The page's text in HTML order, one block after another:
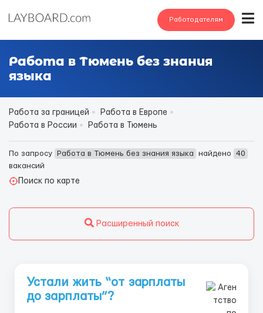
Работодателям
Работа в Тюмень без знания
языка
Работа за границей
Работа в Европе
Работа в России
Работа в Тюмень
По запросу Работа в Тюмень без знания языка найдено
40
вакансий
Поиск по карте
Расширенный поиск
Устали жить “от зарплаты
до зарплаты”?